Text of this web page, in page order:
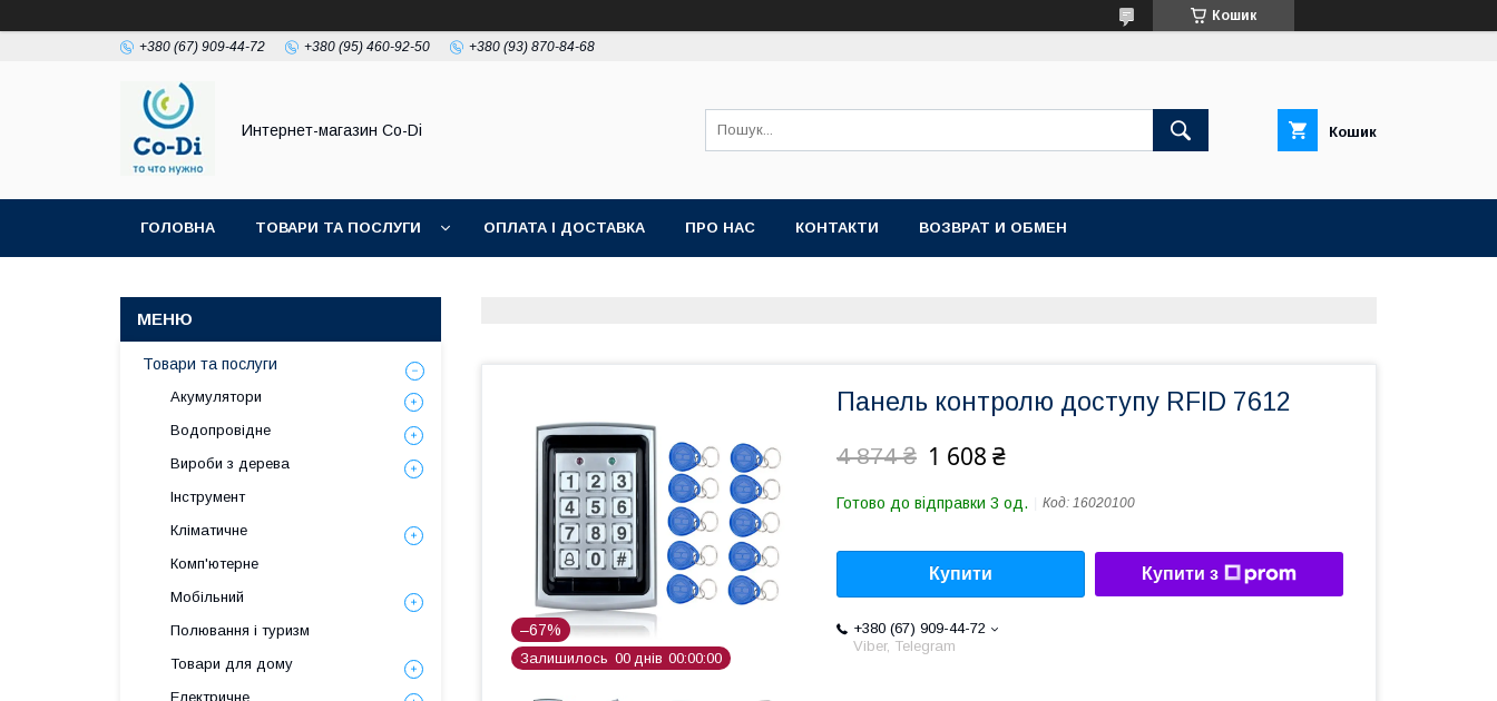
Кошик
+380 (67) 909-44-72 +380 (95) 460-92-50 +380 (93) 870-84-68
Интернет-магазин Co-Di Кошик
ГОЛОВНА ТОВАРИ ТА ПОСЛУГИ ОПЛАТА І ДОСТАВКА ПРО НАС КОНТАКТИ ВОЗВРАТ И ОБМЕН
–67%
Залишилось 00 днів 00 00 00
Панель контролю доступу RFID 7612
4 874 ₴ 1 608 ₴
Готово до відправки 3 од. Код: 16020100
Купити Купити з
+380 (67) 909-44-72
Viber, Telegram
Товари та послуги
Акумулятори
Водопровідне
Вироби з дерева
Інструмент
Кліматичне
Комп'ютерне
Мобільний
Полювання і туризм
Товари для дому
Електричне